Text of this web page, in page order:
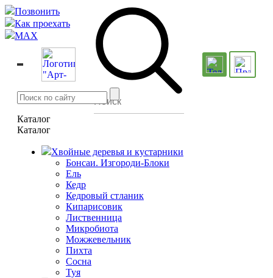
Позвонить
Как проехать
MAX
Каталог
Каталог
Хвойные деревья и кустарники
Бонсаи. Изгороди-Блоки
Ель
Кедр
Кедровый стланик
Кипарисовик
Лиственница
Микробиота
Можжевельник
Пихта
Сосна
Туя